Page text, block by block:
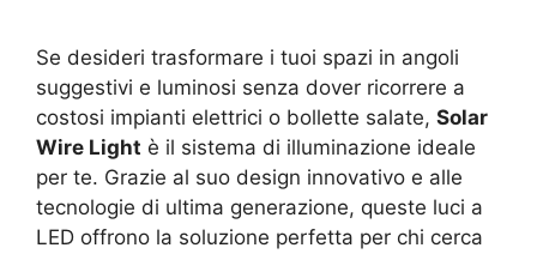
Se desideri trasformare i tuoi spazi in angoli
suggestivi e luminosi senza dover ricorrere a
costosi impianti elettrici o bollette salate, Solar
Wire Light è il sistema di illuminazione ideale
per te. Grazie al suo design innovativo e alle
tecnologie di ultima generazione, queste luci a
LED offrono la soluzione perfetta per chi cerca